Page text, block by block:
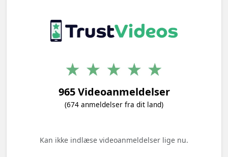
965 Videoanmeldelser
(674 anmeldelser fra dit land)
Kan ikke indlæse videoanmeldelser lige nu.